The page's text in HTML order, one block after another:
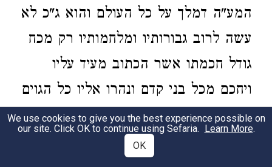
המע"ה דמלך על כל העולם והוא ג"כ לא
עשה לרוב גבורותיו ומלחמותיו רק מכח
גודל חכמתו אשר הכתוב מעיד עליו
ויחכם מכל בני קדם ונהרו אליו כל הגוים
לשמוע מפיו חכמות נפלאות והיא
שעמדה לו וכל מלכי ואפרכי היה לו
We use cookies to give you the best experience possible on
our site. Click OK to continue using Sefaria. Learn More.
OK